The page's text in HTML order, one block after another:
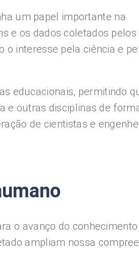
um papel importante na
e os dados coletados pelos
o interesse pela ciência e
educacionais, permitindo
e outras disciplinas de
de cientistas e
o avanço do conhecimento
ampliam nossa